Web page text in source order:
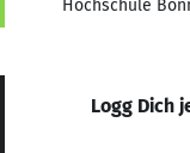
Hochschule
Logg Dich